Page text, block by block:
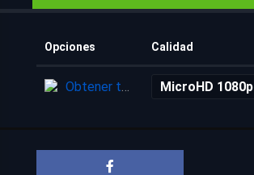
Opciones Calidad
Obtener torrent MicroHD 1080p